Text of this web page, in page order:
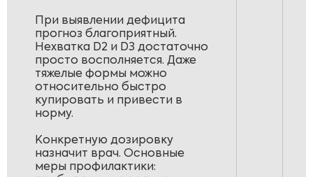
При выявлении дефицита
прогноз благоприятный.
Нехватка D2 и D3 достаточно
просто восполняется. Даже
тяжелые формы можно
относительно быстро
купировать и привести в
норму.
Конкретную дозировку
назначит врач. Основные
меры профилактики: